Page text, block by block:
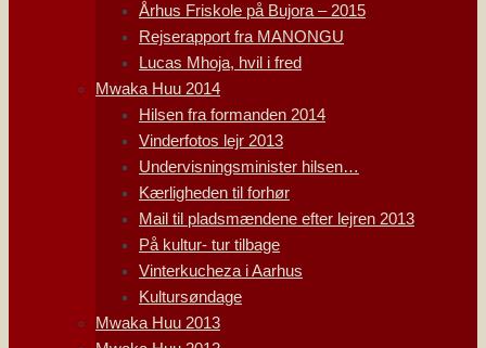
Århus Friskole på Bujora – 2015
Rejserapport fra MANONGU
Lucas Mhoja, hvil i fred
Mwaka Huu 2014
Hilsen fra formanden 2014
Vinderfotos lejr 2013
Undervisningsminister hilsen…
Kærligheden til forhør
Mail til pladsmændene efter lejren 2013
På kultur- tur tilbage
Vinterkucheza i Aarhus
Kultursøndage
Mwaka Huu 2013